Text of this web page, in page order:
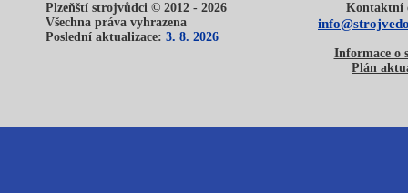
Plzeňští strojvůdci © 2012 - 2026
Všechna práva vyhrazena
Poslední aktualizace: 3. 8. 2026
Kontaktní
Informace o
Plán